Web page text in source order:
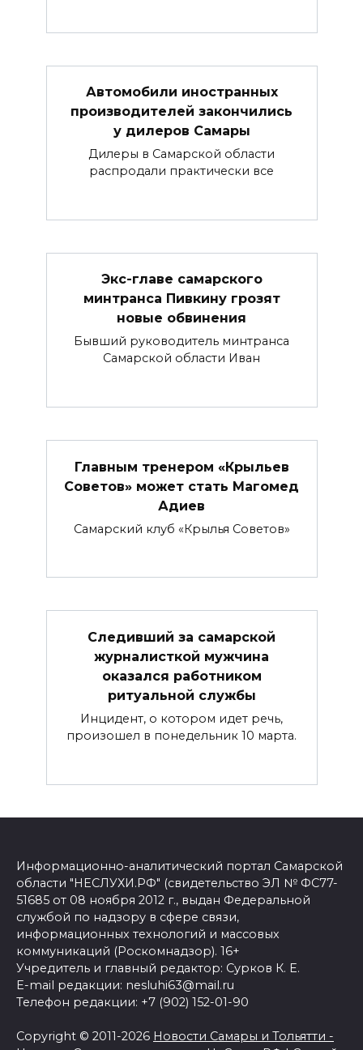
Автомобили иностранных
производителей закончились
у дилеров Самары
Дилеры в Самарской области
распродали практически все
Экс-главе самарского
минтранса Пивкину грозят
новые обвинения
Бывший руководитель минтранса
Самарской области Иван
Главным тренером «Крыльев
Советов» может стать Магомед
Адиев
Самарский клуб «Крылья Советов»
Следивший за самарской
журналисткой мужчина
оказался работником
ритуальной службы
Инцидент, о котором идет речь,
произошел в понедельник 10 марта.
Информационно-аналитический портал Самарской
области "НЕСЛУХИ.РФ" (свидетельство ЭЛ № ФС77-
51685 от 08 ноября 2012 г., выдан Федеральной
службой по надзору в сфере связи,
информационных технологий и массовых
коммуникаций (Роскомнадзор). 16+
Учредитель и главный редактор: Сурков К. Е.
E-mail редакции: nesluhi63@mail.ru
Телефон редакции: +7 (902) 152-01-90
Copyright © 2011-2026 Новости Самары и Тольятти -